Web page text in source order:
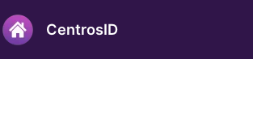
ke
konten
CentrosID